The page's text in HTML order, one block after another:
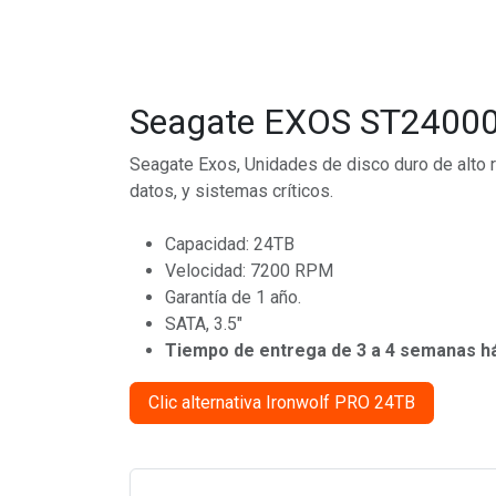
Seagate EXOS
Seagate Exos, Unidades de disco duro de
datos, y sistemas críticos.
Capacidad: 24TB
Velocidad: 7200 RPM
Garantía de 1 año.
SATA, 3.5"
Tiempo de entrega de 3 a 4 semanas
Clic alternativa Ironwolf PRO 24TB